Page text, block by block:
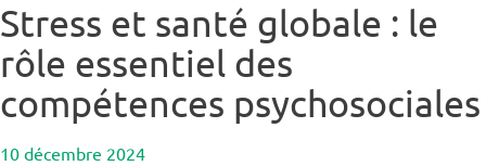
Stress et santé globale : le
rôle essentiel des
compétences psychosociales
10 décembre 2024